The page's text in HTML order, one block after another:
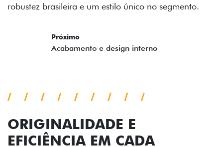
ORIGINALIDADE E
EFICIÊNCIA EM CADA